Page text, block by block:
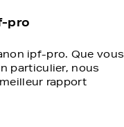
pro
ipf-pro. Que vous
particulier, nous
rapport